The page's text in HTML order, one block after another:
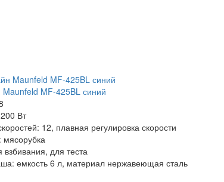
MF-425BL синий
Вт
12, плавная регулировка скорости
мясорубка
взбивания, для теста
емкость 6 л, материал нержавеющая сталь